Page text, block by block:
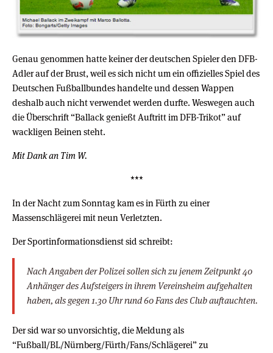
Genau genommen hatte keiner der deutschen Spieler den DFB-
Adler auf der Brust, weil es sich nicht um ein offizielles Spiel des
Deutschen Fußballbundes handelte und dessen Wappen
deshalb auch nicht verwendet werden durfte. Weswegen auch
die Überschrift “Ballack genießt Auftritt im DFB-Trikot” auf
wackligen Beinen steht.
Mit Dank an Tim W.
***
In der Nacht zum Sonntag kam es in Fürth zu einer
Massenschlägerei mit neun Verletzten.
Der Sportinformationsdienst sid schreibt:
Nach Angaben der Polizei sollen sich zu jenem Zeitpunkt 40
Anhänger des Aufsteigers in ihrem Vereinsheim aufgehalten
haben, als gegen 1.30 Uhr rund 60 Fans des Club auftauchten.
Der sid war so unvorsichtig, die Meldung als
“Fußball/BL/Nürnberg/Fürth/Fans/Schlägerei” zu